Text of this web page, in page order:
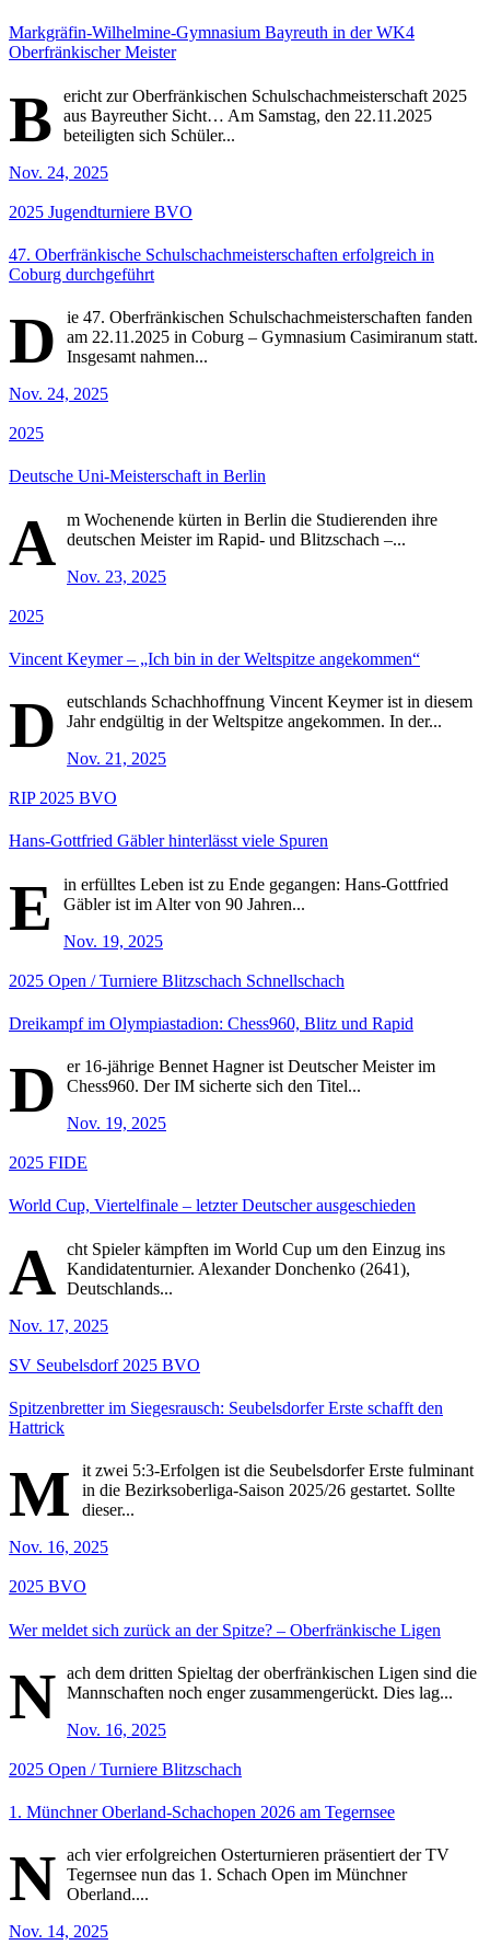
Markgräfin-Wilhelmine-Gymnasium Bayreuth in der WK4
Oberfränkischer Meister
B
ericht zur Oberfränkischen Schulschachmeisterschaft 2025
aus Bayreuther Sicht… Am Samstag, den 22.11.2025
beteiligten sich Schüler...
Nov. 24, 2025
2025 Jugendturniere BVO
47. Oberfränkische Schulschachmeisterschaften erfolgreich in
Coburg durchgeführt
D
ie 47. Oberfränkischen Schulschachmeisterschaften fanden
am 22.11.2025 in Coburg – Gymnasium Casimiranum statt.
Insgesamt nahmen...
Nov. 24, 2025
2025
Deutsche Uni-Meisterschaft in Berlin
A m Wochenende kürten in Berlin die Studierenden ihre
deutschen Meister im Rapid- und Blitzschach –...
Nov. 23, 2025
2025
Vincent Keymer – „Ich bin in der Weltspitze angekommen“
D
eutschlands Schachhoffnung Vincent Keymer ist in diesem
Jahr endgültig in der Weltspitze angekommen. In der...
Nov. 21, 2025
RIP 2025 BVO
Hans-Gottfried Gäbler hinterlässt viele Spuren
E
in erfülltes Leben ist zu Ende gegangen: Hans-Gottfried
Gäbler ist im Alter von 90 Jahren...
Nov. 19, 2025
2025 Open / Turniere Blitzschach Schnellschach
Dreikampf im Olympiastadion: Chess960, Blitz und Rapid
D
er 16-jährige Bennet Hagner ist Deutscher Meister im
Chess960. Der IM sicherte sich den Titel...
Nov. 19, 2025
2025 FIDE
World Cup, Viertelfinale – letzter Deutscher ausgeschieden
A cht Spieler kämpften im World Cup um den Einzug ins
Kandidatenturnier. Alexander Donchenko (2641),
Deutschlands...
Nov. 17, 2025
SV Seubelsdorf 2025 BVO
Spitzenbretter im Siegesrausch: Seubelsdorfer Erste schafft den
Hattrick
M
it zwei 5:3-Erfolgen ist die Seubelsdorfer Erste fulminant
in die Bezirksoberliga-Saison 2025/26 gestartet. Sollte
dieser...
Nov. 16, 2025
2025 BVO
Wer meldet sich zurück an der Spitze? – Oberfränkische Ligen
N ach dem dritten Spieltag der oberfränkischen Ligen sind die
Mannschaften noch enger zusammengerückt. Dies lag...
Nov. 16, 2025
2025 Open / Turniere Blitzschach
1. Münchner Oberland-Schachopen 2026 am Tegernsee
N ach vier erfolgreichen Osterturnieren präsentiert der TV
Tegernsee nun das 1. Schach Open im Münchner
Oberland....
Nov. 14, 2025